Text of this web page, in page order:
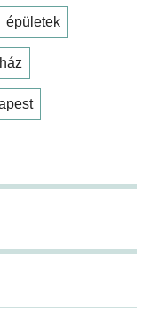
épületek